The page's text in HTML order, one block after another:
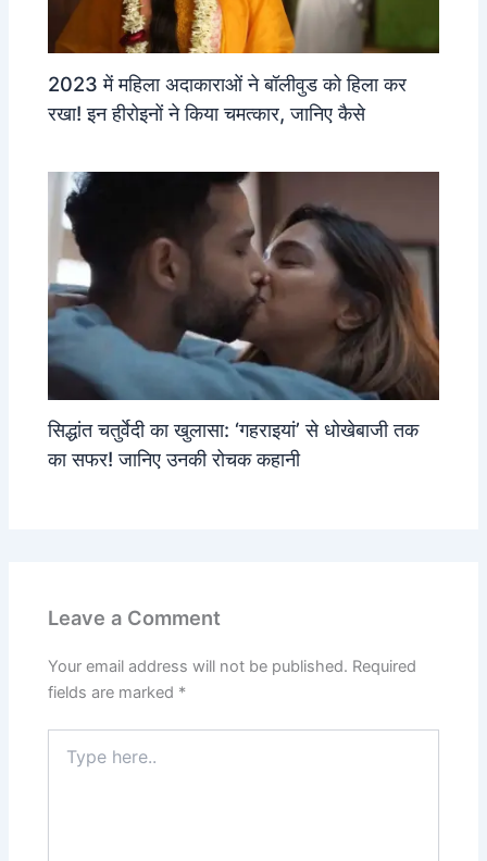
2023 में महिला अदाकाराओं ने बॉलीवुड को हिला कर
रखा! इन हीरोइनों ने किया चमत्कार, जानिए कैसे
सिद्धांत चतुर्वेदी का खुलासा: ‘गहराइयां’ से धोखेबाजी तक
का सफर! जानिए उनकी रोचक कहानी
Leave a Comment
Your email address will not be published. Required
fields are marked *
here..